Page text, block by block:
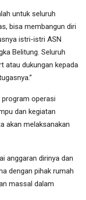
untuk seluruh
bisa membangun diri
istri-istri ASN
Belitung. Seluruh
atau dukungan kepada
program operasi
dan kegiatan
akan melaksanakan
anggaran dirinya dan
dengan pihak rumah
massal dalam